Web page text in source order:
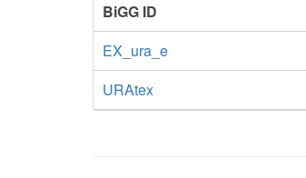
BiGG ID
EX_ura_e
URAtex